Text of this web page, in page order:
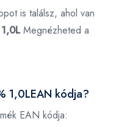
is találsz, ahol van
Megnézheted a
1,0LEAN kódja?
EAN kódja: